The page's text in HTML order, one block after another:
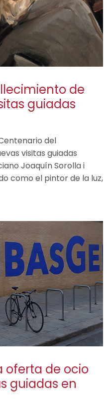
de
guiadas
del
visitas guiadas
Joaquín Sorolla i
como el pintor de la luz,
oferta de ocio
guiadas en